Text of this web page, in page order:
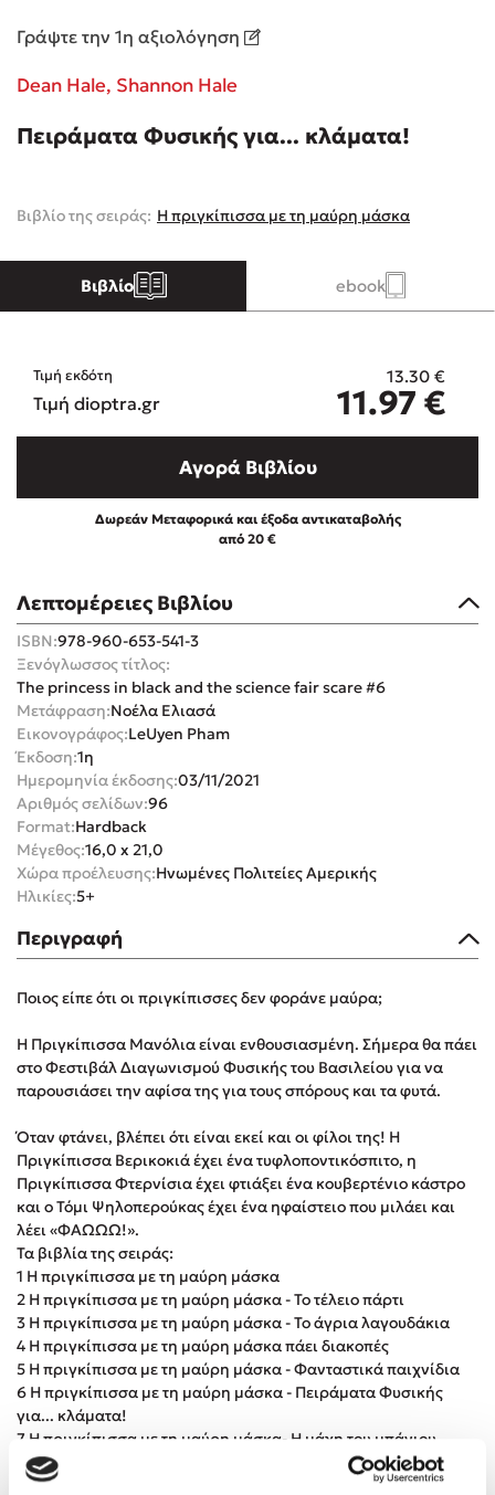
Ιωάννης Γλωσσόπουλος
Πάνω, κάτω, μπροστά, πίσω
Mel Robbins
Η μέθοδος Αφήστε τους
Δημοφιλείς Συγγραφείς
Παύλος Καστανάς
El Sombrero
Sebastian Fitzek
Freida McFadden
Lucinda Riley
Mimi Matthews
Benzamin Bécue
Rebecca Yarros
Teo Benedetti
Τζένη Κουτσοδημητροπούλου
Emily Henry
Ali Hazelwood
Cori Doerrfeld
Pierdomenico Baccalario
Γράψτε την 1η αξιολόγηση
Dean Hale, Shannon Hale
Πειράματα Φυσικής για... κλάματα!
Βιβλίο της σειράς: Η πριγκίπισσα με τη μαύρη μάσκα
Βιβλίο ebook
Λεπτομέρειες Βιβλίου
ISBN:978-960-653-541-3
Ξενόγλωσσος τίτλος:
The princess in black and the science fair scare #6
Μετάφραση:Νοέλα Ελιασά
Εικονογράφος:LeUyen Pham
Έκδοση:1η
Ημερομηνία έκδοσης:03/11/2021
Αριθμός σελίδων:96
Format:Hardback
Μέγεθος:16,0 x 21,0
Χώρα προέλευσης:Ηνωμένες Πολιτείες Αμερικής
Ηλικίες:5+
Τιμή εκδότη 13.30 €
Τιμή dioptra.gr 11.97 €
Αγορά Βιβλίου
Δωρεάν Μεταφορικά και έξοδα αντικαταβολής
από 20 €
Περιγραφή
Ποιος είπε ότι οι πριγκίπισσες δεν φοράνε μαύρα;
Η Πριγκίπισσα Μανόλια είναι ενθουσιασμένη. Σήμερα θα πάει
στο Φεστιβάλ Διαγωνισμού Φυσικής του Βασιλείου για να
παρουσιάσει την αφίσα της για τους σπόρους και τα φυτά.
Όταν φτάνει, βλέπει ότι είναι εκεί και οι φίλοι της! Η
Πριγκίπισσα Βερικοκιά έχει ένα τυφλοποντικόσπιτο, η
Πριγκίπισσα Φτερνίσια έχει φτιάξει ένα κουβερτένιο κάστρο
και ο Τόμι Ψηλοπερούκας έχει ένα ηφαίστειο που μιλάει και
λέει «ΦΑΩΩΩ!».
Τα βιβλία της σειράς:
1 Η πριγκίπισσα με τη μαύρη μάσκα
2 Η πριγκίπισσα με τη μαύρη μάσκα - Το τέλειο πάρτι
3 Η πριγκίπισσα με τη μαύρη μάσκα - Το άγρια λαγουδάκια
4 Η πριγκίπισσα με τη μαύρη μάσκα πάει διακοπές
5 Η πριγκίπισσα με τη μαύρη μάσκα - Φανταστικά παιχνίδια
6 Η πριγκίπισσα με τη μαύρη μάσκα - Πειράματα Φυσικής
για... κλάματα!
7 Η πριγκίπισσα με τη μαύρη μάσκα- Η μάχη του μπάνιου